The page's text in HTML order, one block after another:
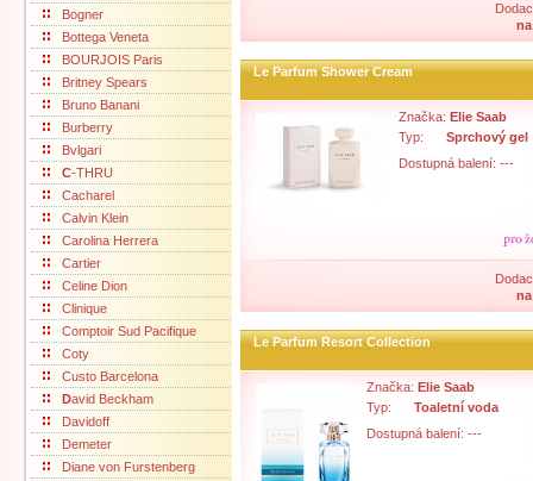
Bogner
Bottega Veneta
BOURJOIS Paris
Britney Spears
Bruno Banani
Burberry
Bvlgari
C-THRU
Cacharel
Calvin Klein
Carolina Herrera
Cartier
Celine Dion
Clinique
Comptoir Sud Pacifique
Coty
Custo Barcelona
David Beckham
Davidoff
Demeter
Diane von Furstenberg
Le Parfum Shower Cream
Značka: Elie Saab
Typ:
Sprchový gel
Dostupná balení: ---
Le Parfum Resort Collection
Značka: Elie Saab
Typ:
Toaletní voda
Dostupná balení: ---